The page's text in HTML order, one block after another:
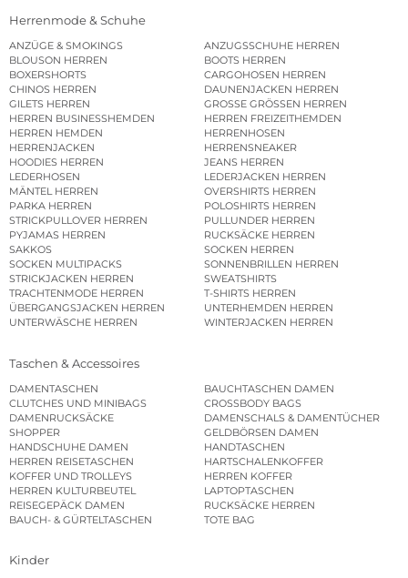
Herrenmode & Schuhe
ANZÜGE & SMOKINGS
ANZUGSSCHUHE HERREN
BLOUSON HERREN
BOOTS HERREN
BOXERSHORTS
CARGOHOSEN HERREN
CHINOS HERREN
DAUNENJACKEN HERREN
GILETS HERREN
GROSSE GRÖSSEN HERREN
HERREN BUSINESSHEMDEN
HERREN FREIZEITHEMDEN
HERREN HEMDEN
HERRENHOSEN
HERRENJACKEN
HERRENSNEAKER
HOODIES HERREN
JEANS HERREN
LEDERHOSEN
LEDERJACKEN HERREN
MÄNTEL HERREN
OVERSHIRTS HERREN
PARKA HERREN
POLOSHIRTS HERREN
STRICKPULLOVER HERREN
PULLUNDER HERREN
PYJAMAS HERREN
RUCKSÄCKE HERREN
SAKKOS
SOCKEN HERREN
SOCKEN MULTIPACKS
SONNENBRILLEN HERREN
STRICKJACKEN HERREN
SWEATSHIRTS
TRACHTENMODE HERREN
T-SHIRTS HERREN
ÜBERGANGSJACKEN HERREN
UNTERHEMDEN HERREN
UNTERWÄSCHE HERREN
WINTERJACKEN HERREN
Taschen & Accessoires
DAMENTASCHEN
BAUCHTASCHEN DAMEN
CLUTCHES UND MINIBAGS
CROSSBODY BAGS
DAMENRUCKSÄCKE
DAMENSCHALS & DAMENTÜCHER
SHOPPER
GELDBÖRSEN DAMEN
HANDSCHUHE DAMEN
HANDTASCHEN
HERREN REISETASCHEN
HARTSCHALENKOFFER
KOFFER UND TROLLEYS
HERREN KOFFER
HERREN KULTURBEUTEL
LAPTOPTASCHEN
REISEGEPÄCK DAMEN
RUCKSÄCKE HERREN
BAUCH- & GÜRTELTASCHEN
TOTE BAG
Kinder